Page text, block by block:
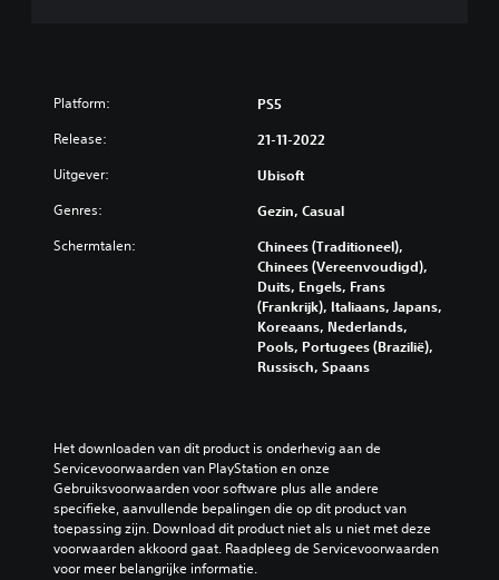
Platform: PS5
Release: 21-11-2022
Uitgever: Ubisoft
Genres: Gezin, Casual
Schermtalen:
Chinees (Traditioneel),
Chinees (Vereenvoudigd),
Duits, Engels, Frans
(Frankrijk), Italiaans, Japans,
Koreaans, Nederlands,
Pools, Portugees (Brazilië),
Russisch, Spaans
Het downloaden van dit product is onderhevig aan de
Servicevoorwaarden van PlayStation en onze
Gebruiksvoorwaarden voor software plus alle andere
specifieke, aanvullende bepalingen die op dit product van
toepassing zijn. Download dit product niet als u niet met deze
voorwaarden akkoord gaat. Raadpleeg de Servicevoorwaarden
voor meer belangrijke informatie.